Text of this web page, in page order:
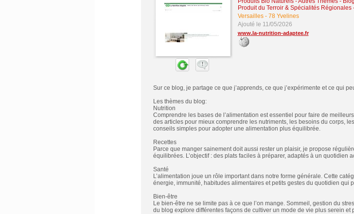
Produit du Terroir & Spécialités Régionales
Versailles- 78 Yvelines
Ajouté le 11/05/2026
www.la-nutrition-adaptee.fr
Sur ce blog, je partage ce que j’apprends, ce que j’expérimente et ce qui
Les thèmes du blog:
Nutrition
Comprendre les bases de l’alimentation est essentiel pour faire de
des articles pour mieux comprendre les nutriments, les besoins du corps,
conseils simples pour adopter une alimentation plus équilibrée.
Recettes
Parce que manger sainement doit aussi rester un plaisir, je propose
équilibrées. L’objectif : des plats faciles à préparer, adaptés à un quotidien
Santé
L’alimentation joue un rôle important dans notre forme générale. Cette
énergie, immunité, habitudes alimentaires et petits gestes du quotidien qui
Bien-être
Le bien-être ne se limite pas à ce que l’on mange. Sommeil, gestion du
du blog explore différentes façons de cultiver un mode de vie plus serein et